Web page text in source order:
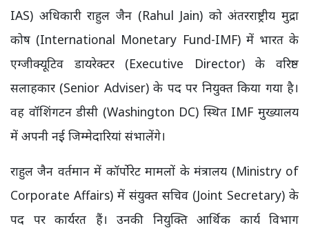
IAS) अधिकारी राहुल जैन (Rahul Jain) को अंतरराष्ट्रीय मुद्रा
कोष (International Monetary Fund-IMF) में भारत के
एग्जीक्यूटिव डायरेक्टर (Executive Director) के वरिष्ठ
सलाहकार (Senior Adviser) के पद पर नियुक्त किया गया है।
वह वॉशिंगटन डीसी (Washington DC) स्थित IMF मुख्यालय
में अपनी नई जिम्मेदारियां संभालेंगे।
राहुल जैन वर्तमान में कॉर्पोरेट मामलों के मंत्रालय (Ministry of
Corporate Affairs) में संयुक्त सचिव (Joint Secretary) के
पद पर कार्यरत हैं। उनकी नियुक्ति आर्थिक कार्य विभाग